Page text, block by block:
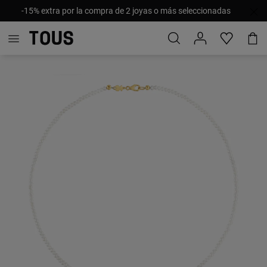
-15% extra por la compra de 2 joyas o más seleccionadas